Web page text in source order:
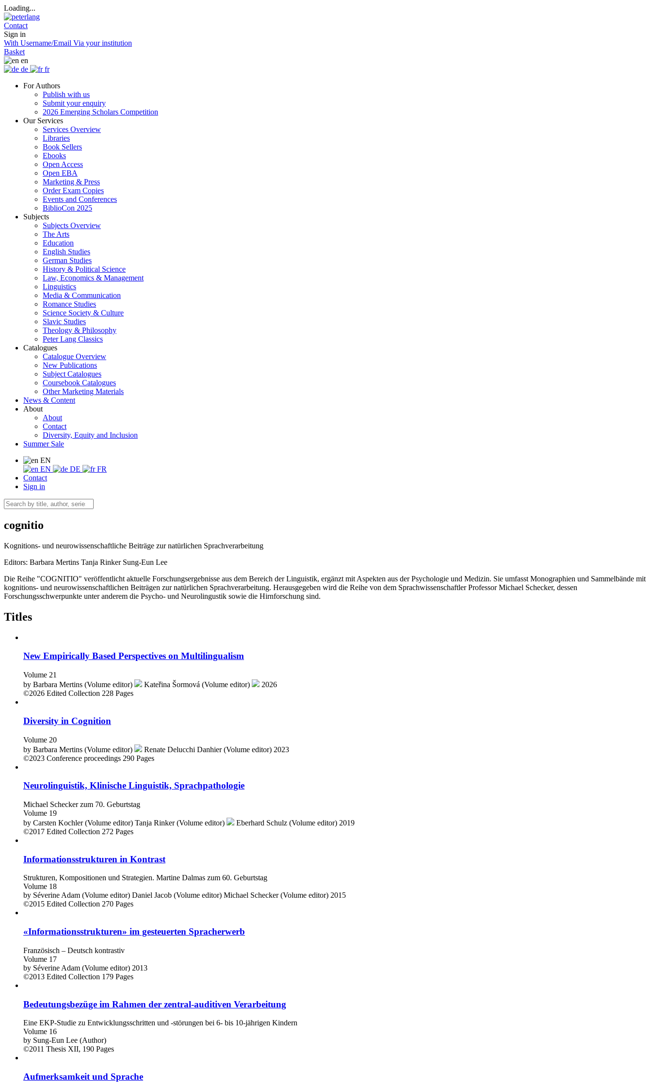
Loading...
Contact
Sign in
With Username/Email Via your institution
Basket
en
de
fr
For Authors
Publish with us
Submit your enquiry
2026 Emerging Scholars Competition
Our Services
Services Overview
Libraries
Book Sellers
Ebooks
Open Access
Open EBA
Marketing & Press
Order Exam Copies
Events and Conferences
BiblioCon 2025
Subjects
Subjects Overview
The Arts
Education
English Studies
German Studies
History & Political Science
Law, Economics & Management
Linguistics
Media & Communication
Romance Studies
Science Society & Culture
Slavic Studies
Theology & Philosophy
Peter Lang Classics
Catalogues
Catalogue Overview
New Publications
Subject Catalogues
Coursebook Catalogues
Other Marketing Materials
News & Content
About
About
Contact
Diversity, Equity and Inclusion
Summer Sale
EN
EN
DE
FR
Contact
Sign in
cognitio
Kognitions- und neurowissenschaftliche Beiträge zur natürlichen Sprachverarbeitung
Editors: Barbara Mertins Tanja Rinker Sung-Eun Lee
Die Reihe "COGNITIO" veröffentlicht aktuelle Forschungsergebnisse aus dem Bereich der Linguistik, ergänzt mit Aspekten aus der Psychologie und Medizin. Sie umfasst Monographien und Sammelbände mit
kognitions- und neurowissenschaftlichen Beiträgen zur natürlichen Sprachverarbeitung. Herausgegeben wird die Reihe von dem Sprachwissenschaftler Professor Michael Schecker, dessen
Forschungsschwerpunkte unter anderem die Psycho- und Neurolingustik sowie die Hirnforschung sind.
Titles
New Empirically Based Perspectives on Multilingualism
Volume 21
by Barbara Mertins (Volume editor) Kateřina Šormová (Volume editor)
2026
©2026 Edited Collection 228 Pages
Diversity in Cognition
Volume 20
by Barbara Mertins (Volume editor) Renate Delucchi Danhier (Volume editor) 2023
©2023 Conference proceedings 290 Pages
Neurolinguistik, Klinische Linguistik, Sprachpathologie
Michael Schecker zum 70. Geburtstag
Volume 19
by Carsten Kochler (Volume editor) Tanja Rinker (Volume editor) Eberhard Schulz (Volume editor) 2019
©2017 Edited Collection 272 Pages
Informationsstrukturen in Kontrast
Strukturen, Kompositionen und Strategien. Martine Dalmas zum 60. Geburtstag
Volume 18
by Séverine Adam (Volume editor) Daniel Jacob (Volume editor) Michael Schecker (Volume editor) 2015
©2015 Edited Collection 270 Pages
«Informationsstrukturen» im gesteuerten Spracherwerb
Französisch – Deutsch kontrastiv
Volume 17
by Séverine Adam (Volume editor) 2013
©2013 Edited Collection 179 Pages
Bedeutungsbezüge im Rahmen der zentral-auditiven Verarbeitung
Eine EKP-Studie zu Entwicklungsschritten und -störungen bei 6- bis 10-jährigen Kindern
Volume 16
by Sung-Eun Lee (Author)
©2011 Thesis XII, 190 Pages
Aufmerksamkeit und Sprache